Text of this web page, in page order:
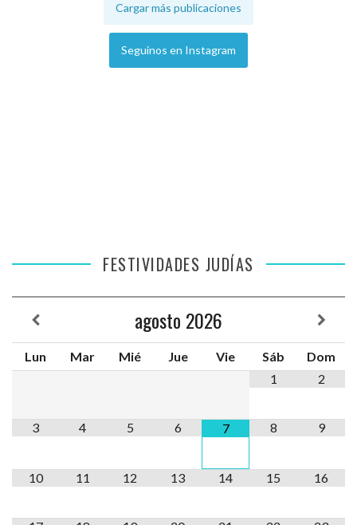
Cargar más publicaciones
Seguinos en Instagram
FESTIVIDADES JUDÍAS
agosto 2026
Lun Mar Mié Jue Vie Sáb
Dom
1
2
3 4 5 6 7 8 9
10 11 12 13 14 15 16